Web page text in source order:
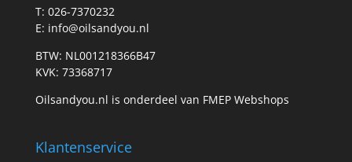
T: 026-7370232
E: info@oilsandyou.nl
BTW: NL001218366B47
KVK: 73368717
Oilsandyou.nl is onderdeel van FMEP Webshops
Klantenservice